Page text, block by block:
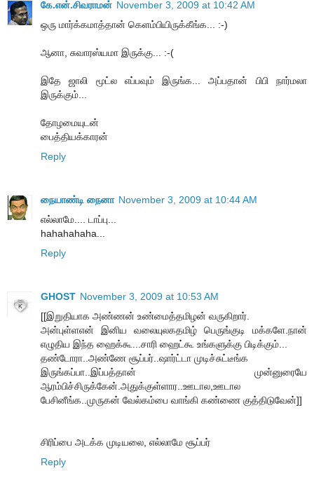
கே.என்.சிவராமன் November 3, 2009 at 10:42 AM
ஒரு மார்க்கமாத்தான் கெளம்பியிருக்கீங்க... :-)
ஆனா, சுவாரஸ்யமா இருக்கு... :-(
இதே ஜாலி மூட்ல எப்பவும் இருங்க... அப்பதான் பிபி நார்மலா
இருக்கும்...
தோழமையுடன்
பைத்தியக்காரன்
Reply
நையாண்டி நைனா November 3, 2009 at 10:44 AM
எல்லாமே.... டாப்பு...
hahahahaha...
Reply
GHOST November 3, 2009 at 10:53 AM
[[இறுதியாக அண்ணன் உண்மைத்தமிழன் வருகிறார்.
அன்புள்ளஎன் இனிய வலையுலகதமிழ் பெருங்குடி மக்களே.நான்
எழுதிய இந்த ஹைக்கூ...சாரி ஹைட்கூ உங்களுக்கு பிடிக்கும்...
தண்டோரா..அண்ணே சூப்பர்..ஷார்ட்டா முடிச்சுட்டீங்க
இருங்கப்பா..இப்பத்தான் முன்னுரையே
ஆரம்பிச்சிருக்கேன்.அதுக்குள்ளார..ஊடால,ஊடால
பேசினீங்க..முருகன் வேல்கம்பை வாங்கி கண்ணை குத்திடுவேன்]]
சிரிப்பை அடக்க முடியலை, எல்லாமே சூப்பர்
Reply